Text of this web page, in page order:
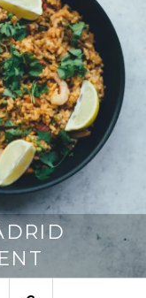
Contact